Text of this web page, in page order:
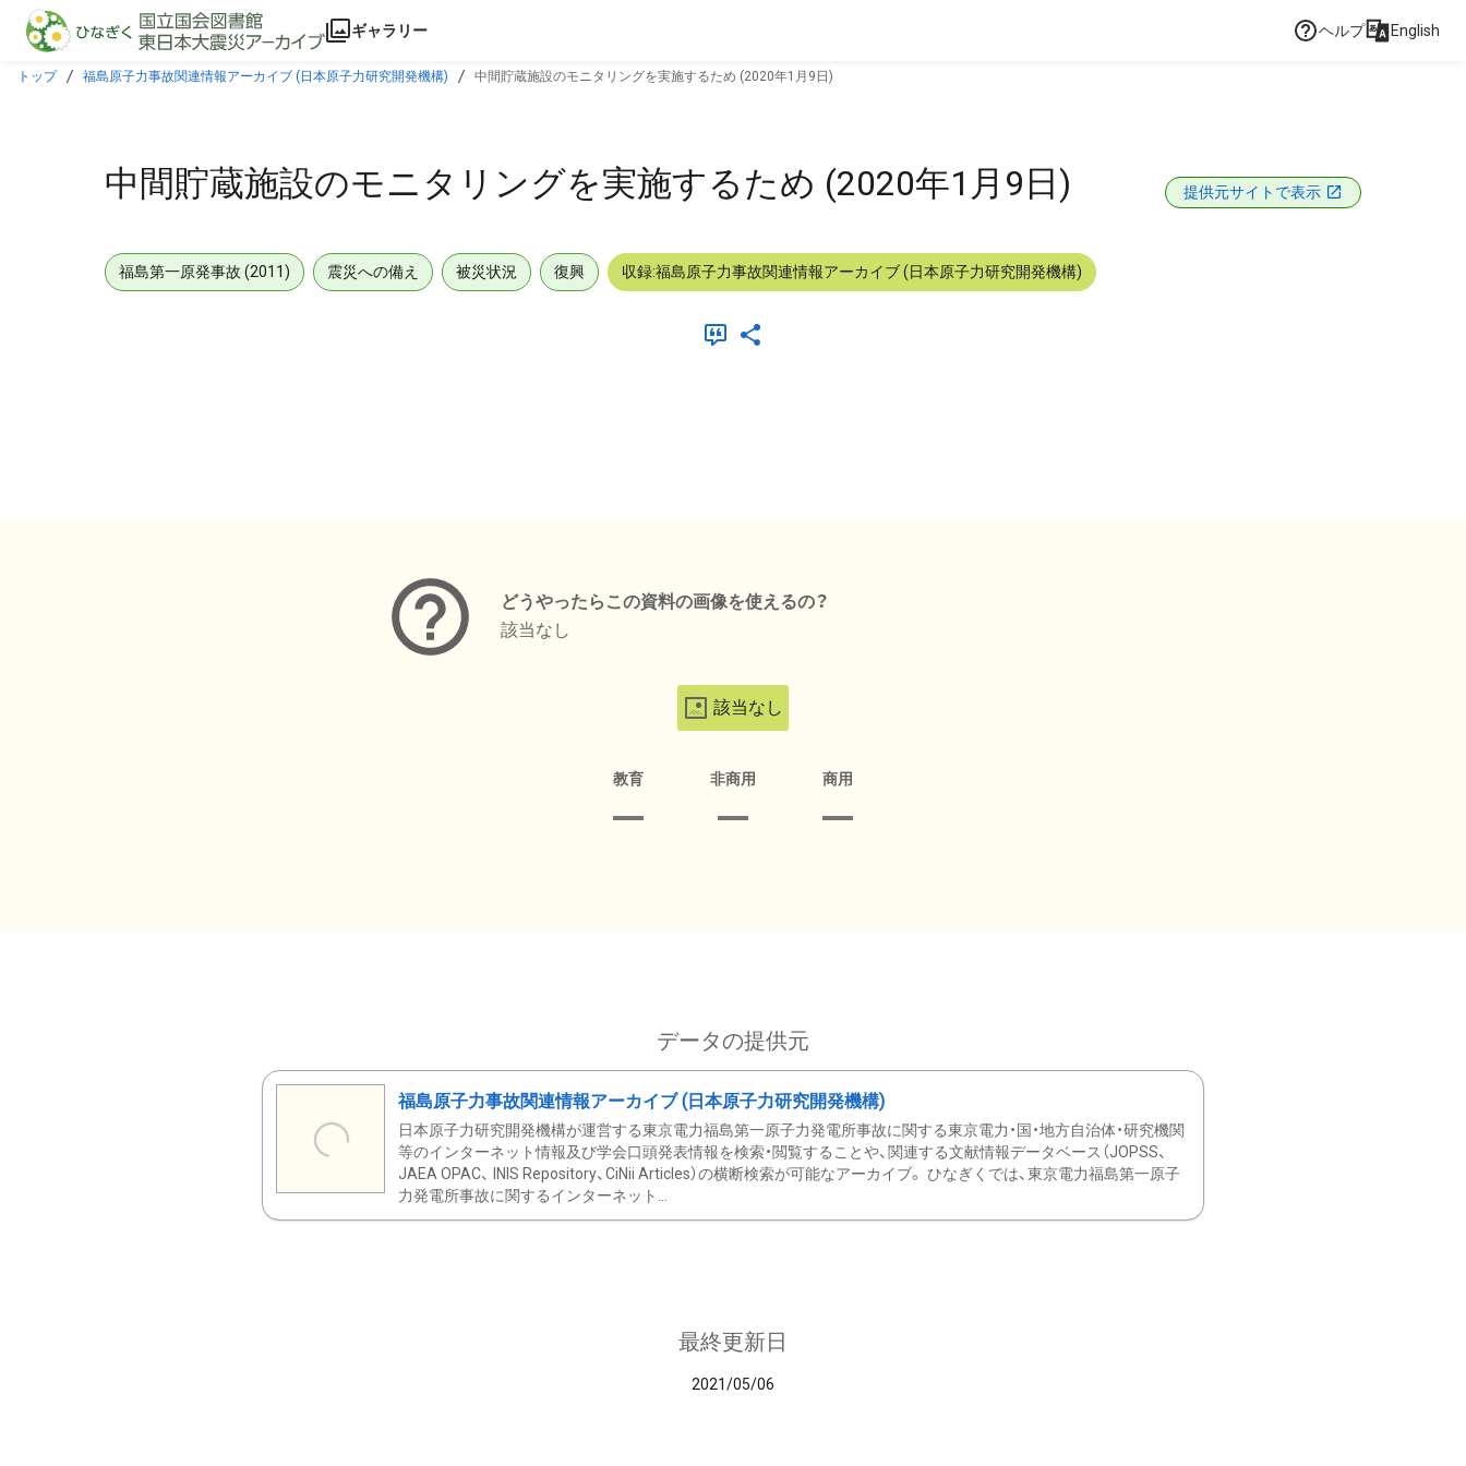
本文に飛ぶ
ギャラリー ヘルプ English
トップ 福島原子力事故関連情報アーカイブ (日本原子力研究開発機構) 中間貯蔵施設のモニタリングを実施するため (2020年1月9日)
中間貯蔵施設のモニタリングを実施するため (2020年1月9日) 提供元サイトで表示
福島第一原発事故 (2011) 震災への備え 被災状況 復興 収録:福島原子力事故関連情報アーカイブ (日本原子力研究開発機構)
どうやったらこの資料の画像を使えるの？
該当なし
該当なし
教育 非商用 商用
データの提供元
福島原子力事故関連情報アーカイブ (日本原子力研究開発機構)
日本原子力研究開発機構が運営する東京電力福島第一原子力発電所事故に関する東京電力・国・地方自治体・研究機関
等のインターネット情報及び学会口頭発表情報を検索・閲覧することや、関連する文献情報データベース（JOPSS、
JAEA OPAC、 INIS Repository、CiNii Articles）の横断検索が可能なアーカイブ。 ひなぎくでは、東京電力福島第一原子
力発電所事故に関するインターネット...
最終更新日
2021/05/06